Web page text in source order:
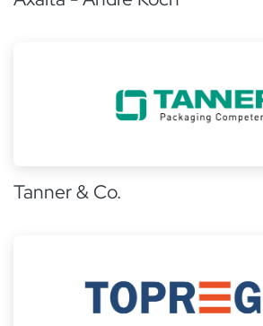
Tanner & Co.